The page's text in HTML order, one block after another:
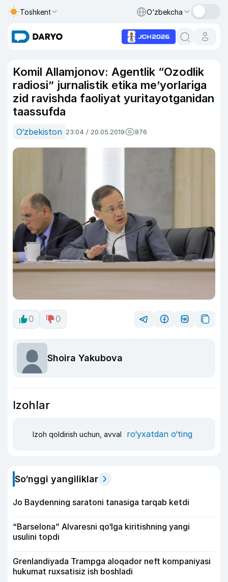
Toshkent O‘zbekcha
Komil Allamjonov: Agentlik “Ozodlik
radiosi” jurnalistik etika me’yorlariga
zid ravishda faoliyat yuritayotganidan
taassufda
O‘zbekiston 23:04 / 20.05.2019 876
0 0
Shoira Yakubova
Izohlar
Izoh qoldirish uchun, avval ro‘yxatdan o‘ting
So‘nggi yangiliklar
Jo Baydenning saratoni tanasiga tarqab ketdi
“Barselona” Alvaresni qo‘lga kiritishning yangi
usulini topdi
Grenlandiyada Trampga aloqador neft kompaniyasi
hukumat ruxsatisiz ish boshladi